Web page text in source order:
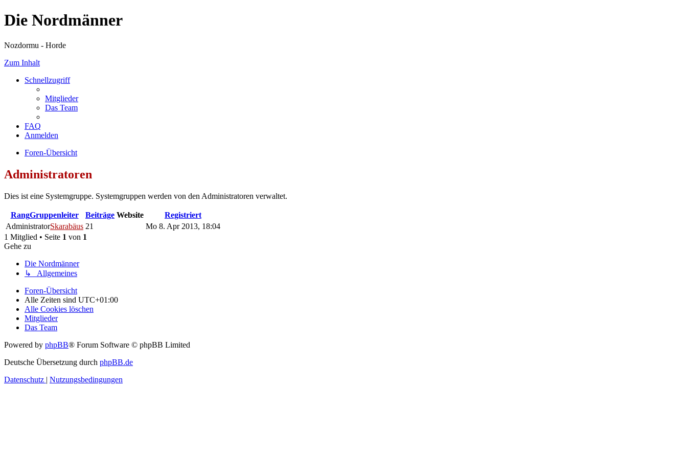
Die Nordmänner
Nozdormu - Horde
Zum Inhalt
Schnellzugriff
Mitglieder
Das Team
FAQ
Anmelden
Foren-Übersicht
Administratoren
Dies ist eine Systemgruppe. Systemgruppen werden von den Administratoren verwaltet.
RangGruppenleiter Beiträge Website
Registriert
AdministratorSkarabäus 21
Mo 8. Apr 2013, 18:04
1 Mitglied • Seite 1 von 1
Gehe zu
Die Nordmänner
↳ Allgemeines
Foren-Übersicht
Alle Zeiten sind UTC+01:00
Alle Cookies löschen
Mitglieder
Das Team
Powered by phpBB® Forum Software © phpBB Limited
Deutsche Übersetzung durch phpBB.de
Datenschutz | Nutzungsbedingungen